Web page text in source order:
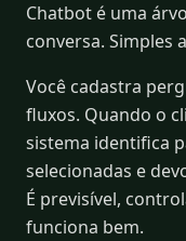
Chatbot é uma
conversa. Simples
Você cadastra
fluxos. Quando o
sistema identifica
selecionadas e
É previsível,
funciona bem.